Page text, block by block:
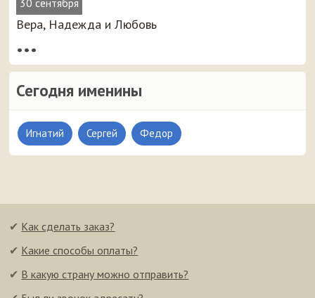
30 сентября
Вера, Надежда и Любовь
•••
Сегодня именины
Игнатий Сергей Федор
✔ Как сделать заказ?
✔ Какие способы оплаты?
✔ В какую страну можно отправить?